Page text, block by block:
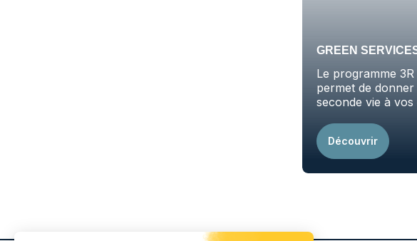
GREEN
Le programme
permet de donner
seconde vie à vos
vot…
Découvrir